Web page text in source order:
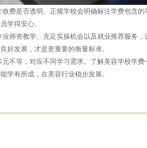
是否透明。正规学校会明确标注学费包含的
学得安心。
资教学、充足实操机会以及就业推荐服务，
好发展，才是更重要的衡量标准。
等，对应不同学习需求。了解美容学校学费
学有所成，在美容行业稳步发展。